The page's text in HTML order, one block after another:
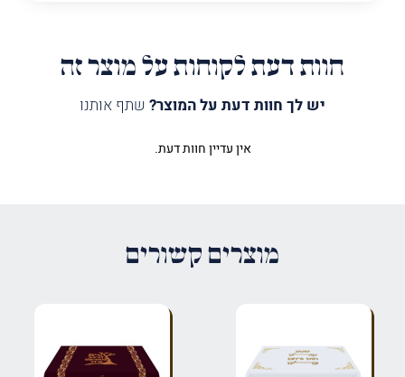
חוות דעת לקוחות על מוצר זה
יש לך חוות דעת על המוצר? שתף אותנו
אין עדיין חוות דעת.
מוצרים קשורים